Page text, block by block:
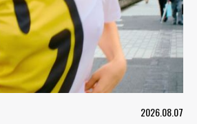
2026.08.07